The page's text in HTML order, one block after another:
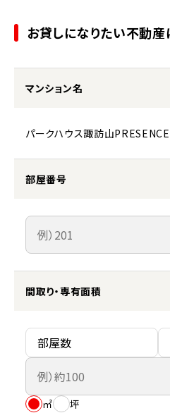
お貸しになりたい不動産
マンション名
パークハウス諏訪山PRESENCE
部屋番号
間取り・専有面積
㎡
坪